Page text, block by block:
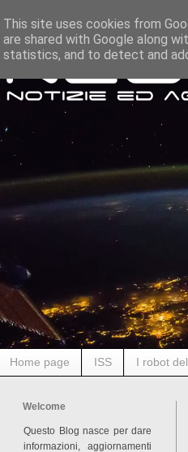
Home page ISS I robot
Welcome
Questo Blog nasce per dare
informazioni, aggiornamenti
This site uses cookies from
are shared with Google along
statistics, and to detect and